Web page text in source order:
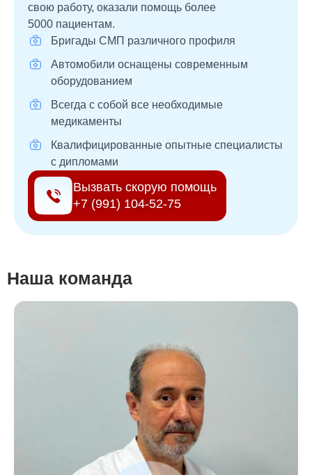
свою работу, оказали помощь более
5000 пациентам.
Бригады СМП различного профиля
Автомобили оснащены современным
оборудованием
Всегда с собой все необходимые
медикаменты
Квалифицированные опытные специалисты
с дипломами
Вызвать скорую помощь
+7 (991) 104-52-75
Наша команда